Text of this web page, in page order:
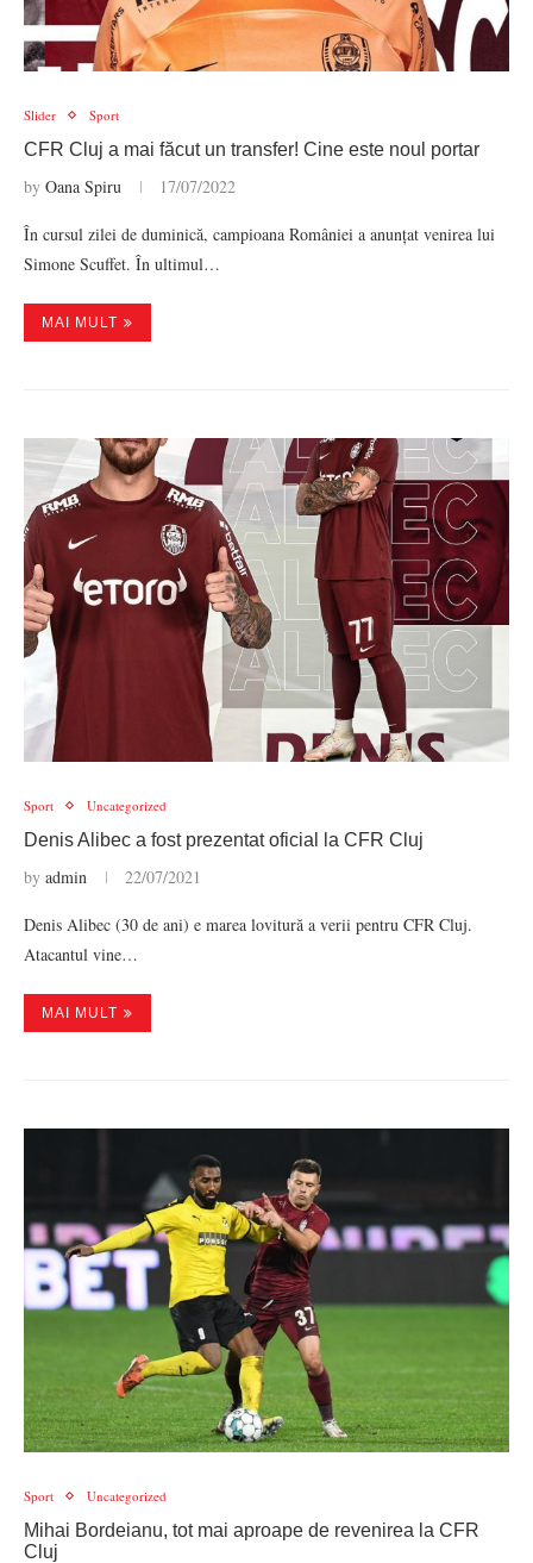
Slider Sport
CFR Cluj a mai făcut un transfer! Cine este noul portar
by Oana Spiru 17/07/2022
În cursul zilei de duminică, campioana României a anunțat venirea lui
Simone Scuffet. În ultimul…
MAI MULT
Sport Uncategorized
Denis Alibec a fost prezentat oficial la CFR Cluj
by admin 22/07/2021
Denis Alibec (30 de ani) e marea lovitură a verii pentru CFR Cluj.
Atacantul vine…
MAI MULT
Sport Uncategorized
Mihai Bordeianu, tot mai aproape de revenirea la CFR
Cluj